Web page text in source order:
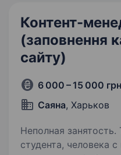
Контент-
(заповнення
сайту)
6 000 – 15 000 грн
Саяна, Харьков
Неполная
студента, человека с